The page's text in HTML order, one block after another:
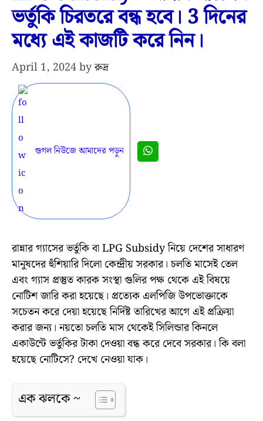
ভর্তুকি চিরতরে বন্ধ হবে। 3 দিনের
মধ্যে এই কাজটি করে নিন।
April 1, 2024byরুদ্র
গুগল নিউজে আমাদের পড়ুন
রান্নার গ্যাসের ভর্তুকি বা LPG Subsidy নিয়ে দেশের সাধারণ
মানুষদের হুঁশিয়ারি দিলো কেন্দ্রীয় সরকার। চলতি মাসেই তেল
এবং গ্যাস প্রস্তুত কারক সংস্থা গুলির পক্ষ থেকে এই বিষয়ে
নোটিশ জারি করা হয়েছে। প্রত্যেক এলপিজি উপভোক্তাকে
সচেতন করে দেয়া হয়েছে নির্দিষ্ট তারিখের আগে এই প্রক্রিয়া
করার জন্য। নয়তো চলতি মাস থেকেই সিলিন্ডার কিনলে
একাউন্টে ভর্তুকির টাকা দেওয়া বন্ধ করে দেবে সরকার। কি বলা
হয়েছে নোটিসে? দেখে নেওয়া যাক।
এক ঝলকে ~